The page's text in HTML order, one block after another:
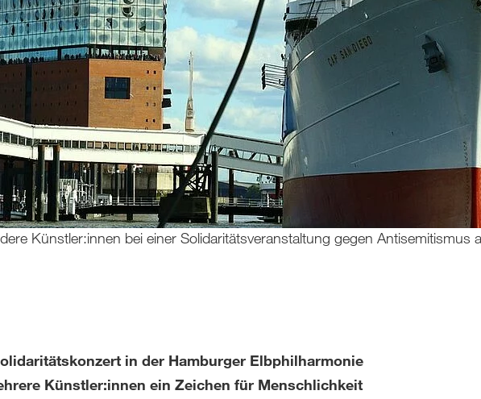
Künstler:innen bei einer Solidaritätsveranstaltung gegen Antisemitismus
in der Hamburger Elbphilharmonie
Künstler:innen ein Zeichen für Menschlichkeit